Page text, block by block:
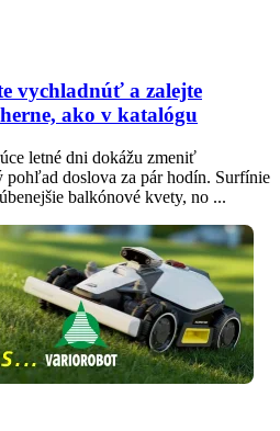
vychladnúť a zalejte
ako v katalógu
letné dni dokážu zmeniť
doslova za pár hodín. Surfínie
balkónové kvety, no ...